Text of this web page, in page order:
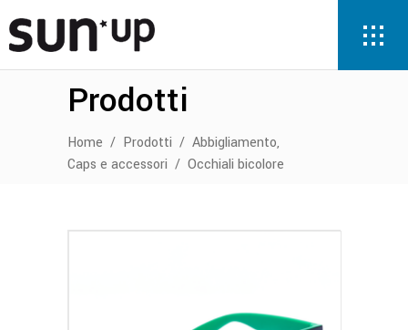
Prodotti
Home / Prodotti / Abbigliamento,
Caps e accessori / Occhiali bicolore